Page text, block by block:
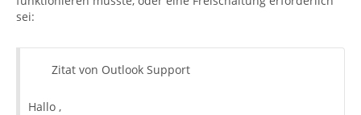
IMAP SSL: Ja
SMTP-Postausgangsserver: smtp.office365.com
sei:
Zitat von Outlook Support
Hallo ,